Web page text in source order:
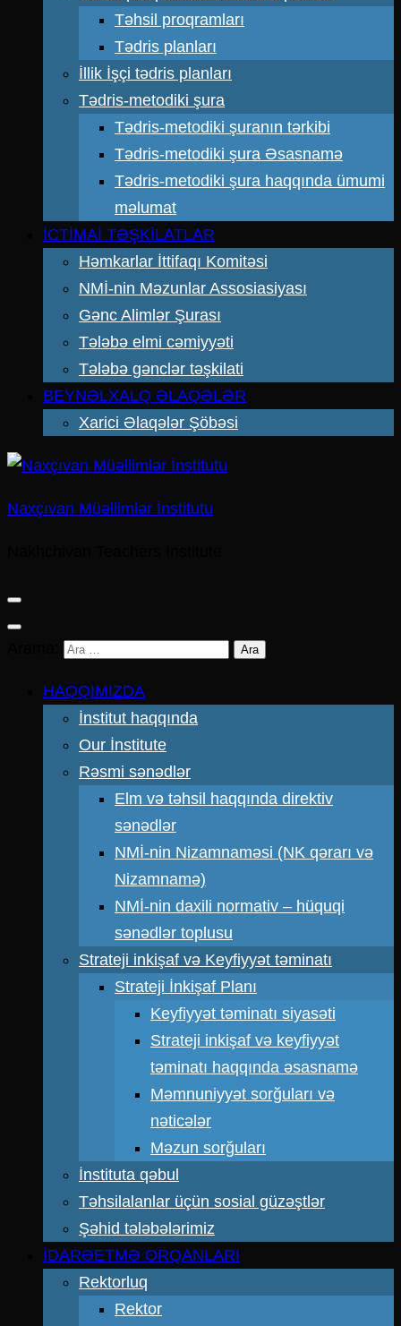
Təhsil proqramları
Tədris planları
İllik İşçi tədris planları
Tədris-metodiki şura
Tədris-metodiki şuranın tərkibi
Tədris-metodiki şura Əsasnamə
Tədris-metodiki şura haqqında ümumi
məlumat
İCTİMAİ TƏŞKİLATLAR
Həmkarlar İttifaqı Komitəsi
NMİ-nin Məzunlar Assosiasiyası
Gənc Alimlər Şurası
Tələbə elmi cəmiyyəti
Tələbə gənclər təşkilati
BEYNƏLXALQ ƏLAQƏLƏR
Xarici Əlaqələr Şöbəsi
Naxçıvan Müəllimlər İnstitutu
HAQQIMIZDA
İnstitut haqqında
Our İnstitute
Rəsmi sənədlər
Elm və təhsil haqqında direktiv
sənədlər
NMİ-nin Nizamnaməsi (NK qərarı və
Nizamnamə)
NMİ-nin daxili normativ – hüquqi
sənədlər toplusu
Strateji inkişaf və Keyfiyyət təminatı
Strateji İnkişaf Planı
Keyfiyyət təminatı siyasəti
Strateji inkişaf və keyfiyyət
təminatı haqqında əsasnamə
Məmnuniyyət sorğuları və
nəticələr
Məzun sorğuları
İnstituta qəbul
Təhsilalanlar üçün sosial güzəştlər
Şəhid tələbələrimiz
İDARƏETMƏ ORQANLARI
Rektorluq
Rektor